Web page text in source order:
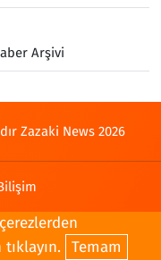
Arşivi
Zazaki News 2026
Temam